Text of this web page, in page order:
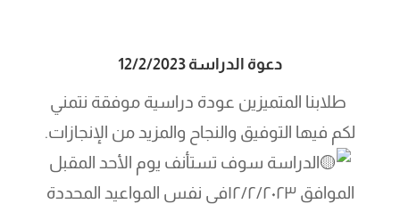
دعوة الدراسة 12/2/2023
طلابنا المتميزين عودة دراسية موفقة نتمني
لكم فيها التوفيق والنجاح والمزيد من الإنجازات.
الدراسة سوف تستأنف يوم الأحد المقبل
الموافق ١٢/٢/٢٠٢٣في نفس المواعيد المحددة